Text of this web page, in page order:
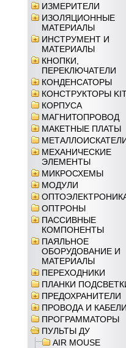
ИЗМЕРИТЕЛИ
ИЗОЛЯЦИОННЫЕ
МАТЕРИАЛЫ
ИНСТРУМЕНТ И
МАТЕРИАЛЫ
КНОПКИ,
ПЕРЕКЛЮЧАТЕЛИ
КОНДЕНСАТОРЫ
КОНСТРУКТОРЫ
КОРПУСА
МАГНИТОПРОВОД
МАКЕТНЫЕ ПЛАТЫ
МЕХАНИЧЕСКИЕ
ЭЛЕМЕНТЫ
МИКРОСХЕМЫ
МОДУЛИ
ОПТРОНЫ
ПАССИВНЫЕ
КОМПОНЕНТЫ
ПАЯЛЬНОЕ
ОБОРУДОВАНИЕ И
МАТЕРИАЛЫ
ПЕРЕХОДНИКИ
ПЛАНКИ
ПРЕДОХРАНИТЕЛИ
ПРОВОДА И КАБЕЛИ
ПРОГРАММАТОРЫ
ПУЛЬТЫ ДУ
AIR MOUSE